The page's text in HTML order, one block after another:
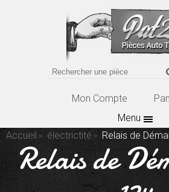
Mon Compte
Menu
Accueil
électrictité Relais de
Relais de